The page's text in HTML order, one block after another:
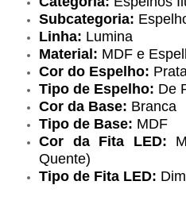
Subcategoria:
Linha: Lumina
Material: MDF e
Cor do Espelho:
Tipo de Espelho: De
Cor da Base: Branca
Tipo de Base: MDF
Cor da Fita LED:
Quente)
Tipo de Fita LED: